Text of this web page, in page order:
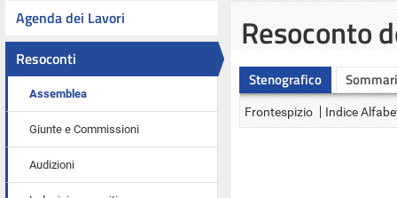
Agenda dei Lavori
Resoconti
Assemblea
Giunte e Commissioni
Audizioni
Resoconto
Stenografico
Frontespizio Indice